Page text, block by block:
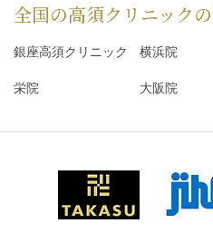
全国の高須クリニックの
銀座高須クリニック 横浜院
栄院 大阪院